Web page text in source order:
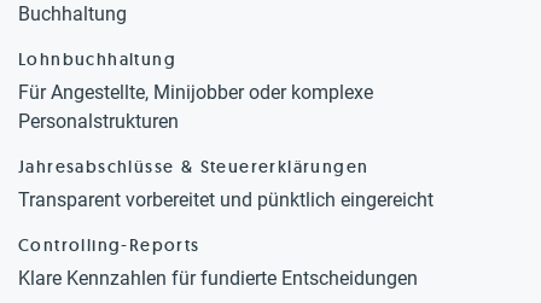
Buchhaltung
Lohnbuchhaltung
Für Angestellte, Minijobber oder komplexe
Personalstrukturen
Jahresabschlüsse & Steuererklärungen
Transparent vorbereitet und pünktlich eingereicht
Controlling-Reports
Klare Kennzahlen für fundierte Entscheidungen